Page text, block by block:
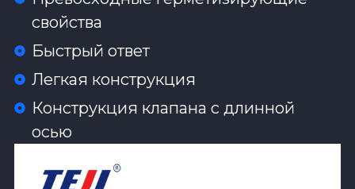
свойства‌
Быстрый ответ‌
Легкая конструкция‌
Конструкция клапана с длинной
осью